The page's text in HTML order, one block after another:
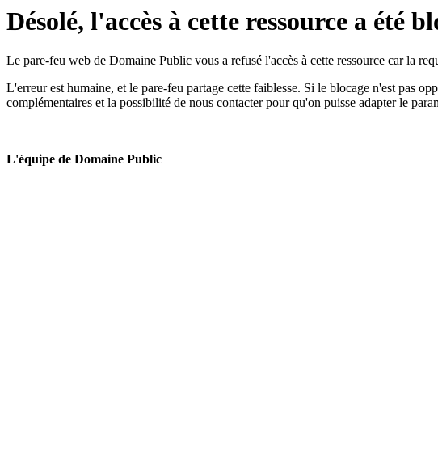
Désolé, l'accès à cette ressource a été
Le pare-feu web de Domaine Public vous a refusé l'accès à cette ressource car la
L'erreur est humaine, et le pare-feu partage cette faiblesse. Si le blocage n'est pas
complémentaires et la possibilité de nous contacter pour qu'on puisse adapter le
L'équipe de Domaine Public